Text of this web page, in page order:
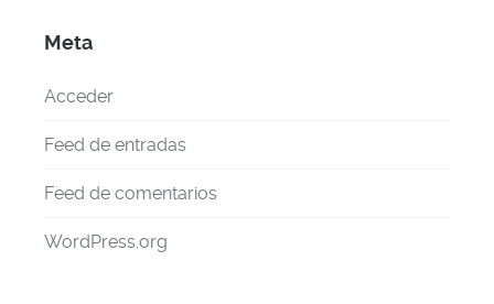
Meta
Acceder
Feed de entradas
Feed de comentarios
WordPress.org